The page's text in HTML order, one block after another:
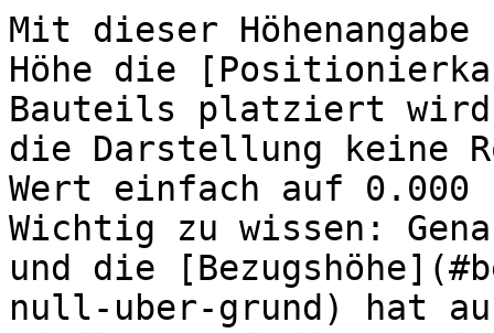
Mit dieser
Höhe die
Bauteils platziert wird.
die Darstellung keine
Wert einfach auf 0.000
Wichtig zu wissen:
und die
null-uber-grund) hat